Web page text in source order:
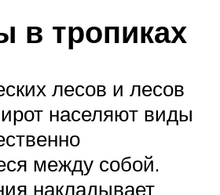
в тропиках
лесов и лесов
населяют виды
между собой.
накладывает